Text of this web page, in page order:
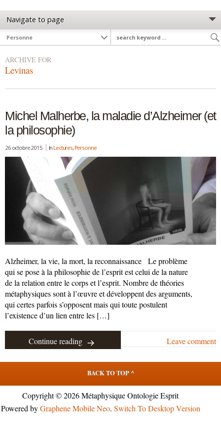
ARCHIVE FOR
Levinas
Michel Malherbe, la maladie d’Alzheimer (et
la philosophie)
26 octobre 2015 In Lectures, Personne
Alzheimer, la vie, la mort, la reconnaissance Le problème
qui se pose à la philosophie de l’esprit est celui de la nature
de la relation entre le corps et l’esprit. Nombre de théories
métaphysiques sont à l’œuvre et développent des arguments,
qui certes parfois s’opposent mais qui toute postulent
l’existence d’un lien entre les […]
Continue reading Leave comment
BACK TO TOP ^
Copyright © 2026 Métaphysique Ontologie Esprit
Powered byGraphene Mobile Neo. Switch To Desktop Version